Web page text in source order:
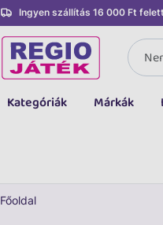
Ingyen szállítás 16 000 Ft felett
Kategóriák Márkák
Főoldal